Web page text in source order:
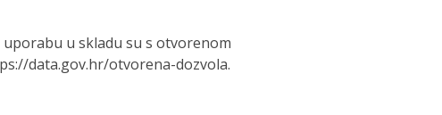
u skladu su s otvorenom
data.gov.hr/otvorena-dozvola.